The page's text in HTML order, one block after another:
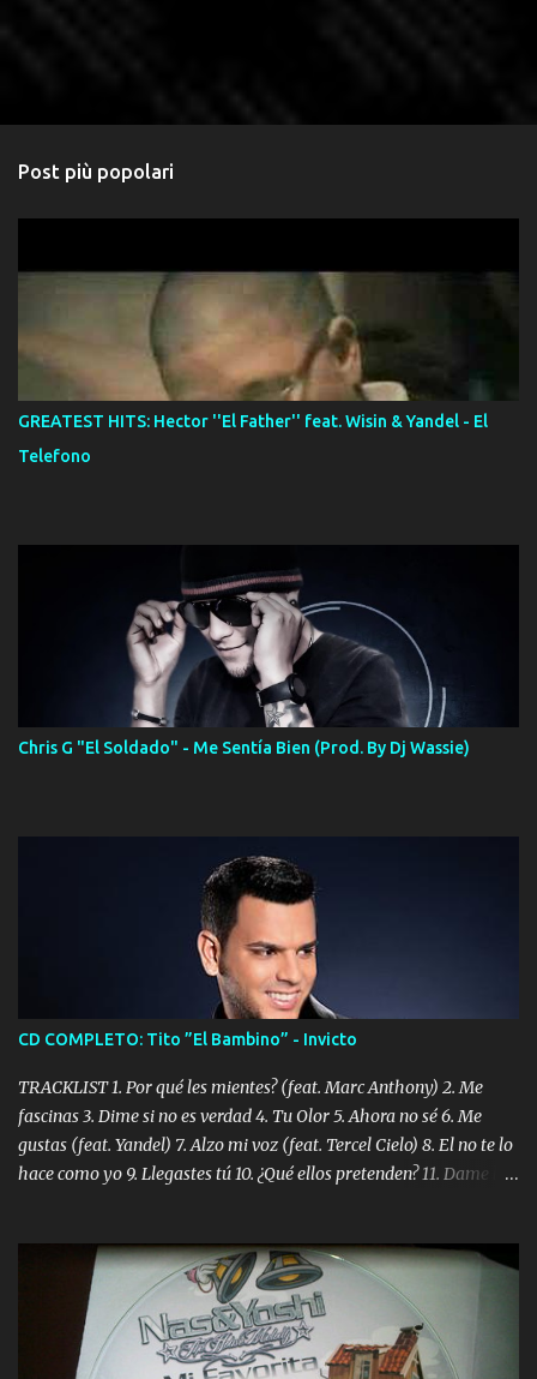
Post più popolari
GREATEST HITS: Hector ''El Father'' feat. Wisin & Yandel - El
Telefono
Chris G "El Soldado" - Me Sentía Bien (Prod. By Dj Wassie)
CD COMPLETO: Tito ”El Bambino” - Invicto
TRACKLIST 1. Por qué les mientes? (feat. Marc Anthony) 2. Me
fascinas 3. Dime si no es verdad 4. Tu Olor 5. Ahora no sé 6. Me
gustas (feat. Yandel) 7. Alzo mi voz (feat. Tercel Cielo) 8. El no te lo
hace como yo 9. Llegastes tú 10. ¿Qué ellos pretenden? 11. Dame la
Digital Booklet – Invicto ----------------------------- Nota:
Album proposto al massimo della qualità in formato iTunes Plus
AAC M4A; comprato su iTunes e a disposizione vostra per il
download. REGGAETON ITALIA Nosotros Somos Los Del